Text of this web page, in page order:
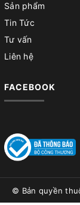
Sản phẩm
Tin Tức
Tư vấn
Liên hệ
FACEBOOK
© Bản quyền